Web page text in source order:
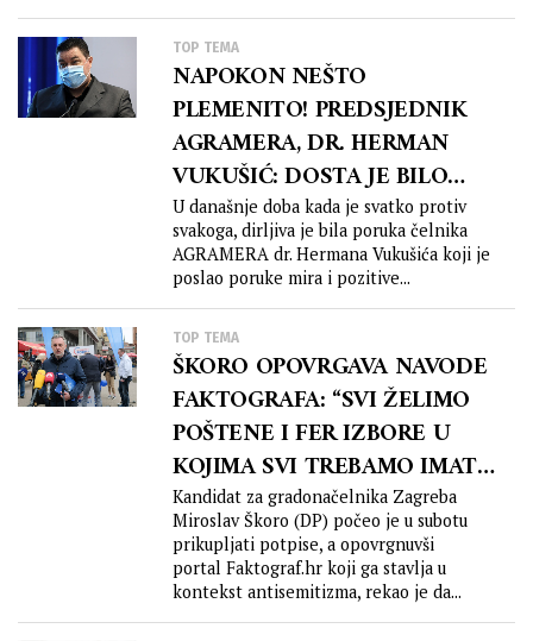
TOP TEMA
NAPOKON NEŠTO
PLEMENITO! PREDSJEDNIK
AGRAMERA, DR. HERMAN
VUKUŠIĆ: DOSTA JE BILO
PODJELA
U današnje doba kada je svatko protiv
svakoga, dirljiva je bila poruka čelnika
AGRAMERA dr. Hermana Vukušića koji je
poslao poruke mira i pozitive...
TOP TEMA
ŠKORO OPOVRGAVA NAVODE
FAKTOGRAFA: “SVI ŽELIMO
POŠTENE I FER IZBORE U
KOJIMA SVI TREBAMO IMATI
JEDNAKA PRAVA”
Kandidat za gradonačelnika Zagreba
Miroslav Škoro (DP) počeo je u subotu
prikupljati potpise, a opovrgnuvši
portal Faktograf.hr koji ga stavlja u
kontekst antisemitizma, rekao je da...